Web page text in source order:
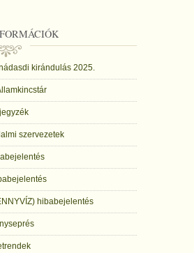
kirándulás 2025.
szervezetek
hibabejelentés